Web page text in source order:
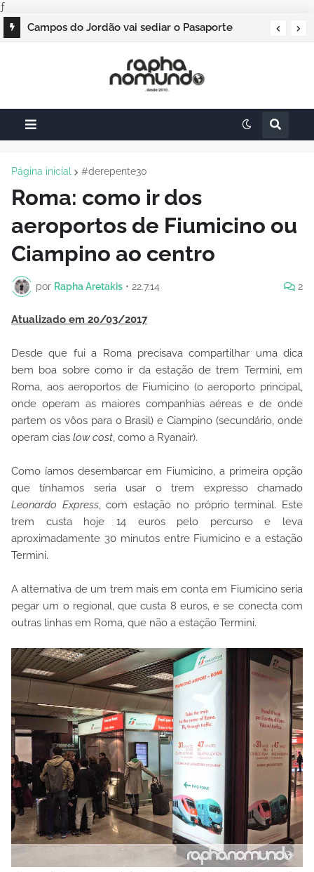
ƒ
Campos do Jordão vai sediar o Pasaporte
Página inicial #derepente30
Roma: como ir dos
aeroportos de Fiumicino ou
Ciampino ao centro
por Rapha Aretakis • 22.7.14 2
Atualizado em 20/03/2017
Desde que fui a Roma precisava compartilhar uma dica
bem boa sobre como ir da estação de trem Termini, em
Roma, aos aeroportos de Fiumicino (o aeroporto principal,
onde operam as maiores companhias aéreas e de onde
partem os vôos para o Brasil) e Ciampino (secundário, onde
operam cias low cost, como a Ryanair).
Como íamos desembarcar em Fiumicino, a primeira opção
que tínhamos seria usar o trem expresso chamado
Leonardo Express, com estação no próprio terminal. Este
trem custa hoje 14 euros pelo percurso e leva
aproximadamente 30 minutos entre Fiumicino e a estação
Termini.
A alternativa de um trem mais em conta em Fiumicino seria
pegar um o regional, que custa 8 euros, e se conecta com
outras linhas em Roma, que não a estação Termini.